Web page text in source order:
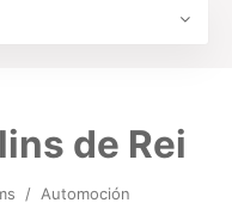
de Rei
/ Automoción